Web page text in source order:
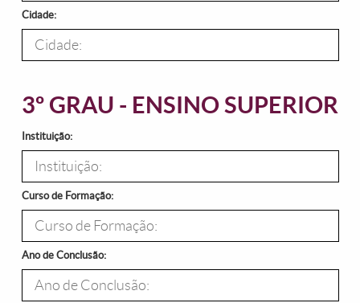
Cidade:
3º GRAU - ENSINO SUPERIOR
Instituição:
Curso de Formação:
Ano de Conclusão: